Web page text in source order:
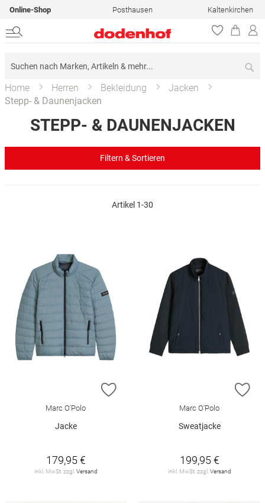
Online-Shop Posthausen Kaltenkirchen
Home Herren Bekleidung
Jacken
Stepp- & Daunenjacken
STEPP- & DAUNENJACKEN
Artikel 1-30
ZUR WUNSCHLISTE HINZUFÜGEN
Marc O'Polo
Jacke
179,95 €
inkl. MwSt. zzgl. Versand
Marc O'Polo
Sweatjacke
199,95 €
inkl. MwSt. zzgl. Versand
Filtern & Sortieren